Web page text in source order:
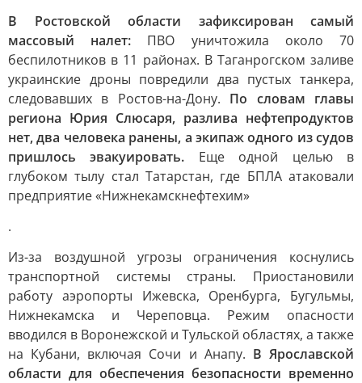
В Ростовской области зафиксирован самый
массовый налет: ПВО уничтожила около 70
беспилотников в 11 районах. В Таганрогском заливе
украинские дроны повредили два пустых танкера,
следовавших в Ростов-на-Дону. По словам главы
региона Юрия Слюсаря, разлива нефтепродуктов
нет, два человека ранены, а экипаж одного из судов
пришлось эвакуировать. Еще одной целью в
глубоком тылу стал Татарстан, где БПЛА атаковали
предприятие «Нижнекамскнефтехим»
.
Из-за воздушной угрозы ограничения коснулись
транспортной системы страны. Приостановили
работу аэропорты Ижевска, Оренбурга, Бугульмы,
Нижнекамска и Череповца. Режим опасности
вводился в Воронежской и Тульской областях, а также
на Кубани, включая Сочи и Анапу. В Ярославской
области для обеспечения безопасности временно